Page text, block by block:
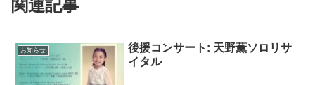
関連記事
お知らせ
後援コンサート: 天野薫ソロリサ
イタル